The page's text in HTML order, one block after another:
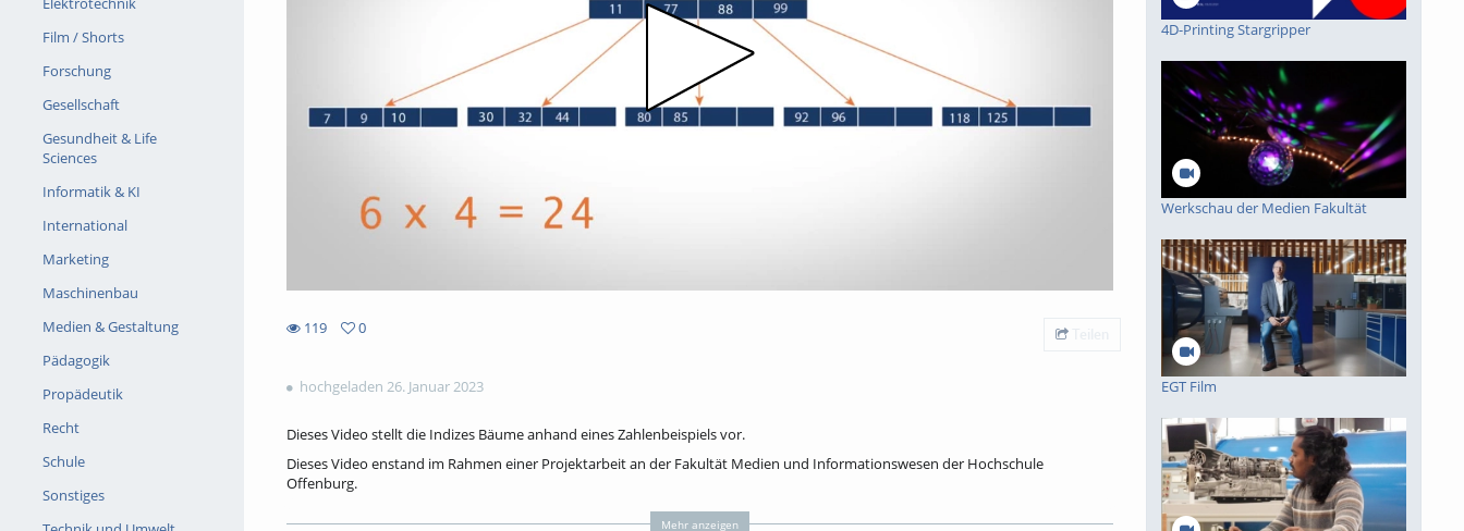
Film / Shorts
Forschung
Gesellschaft
Gesundheit & Life
Sciences
Informatik & KI
International
Marketing
Maschinenbau
Medien & Gestaltung
Pädagogik
Propädeutik
Recht
Schule
Sonstiges
119
views
0
Teilen
hochgeladen 26. Januar 2023
Dieses Video stellt die Indizes Bäume anhand eines Zahlenbeispiels vor.
Dieses Video enstand im Rahmen einer Projektarbeit an der Fakultät Medien und Informationswesen der Hochschule
Offenburg.
Mehr anzeigen
4D-Printing Stargripper
Werkschau der Medien Fakultät
EGT Film